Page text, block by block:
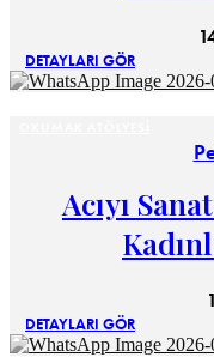
DETAYLARI GÖR
Acıyı
DETAYLARI GÖR